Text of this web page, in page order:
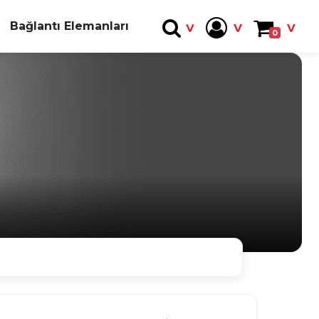
Bağlantı Elemanları 0